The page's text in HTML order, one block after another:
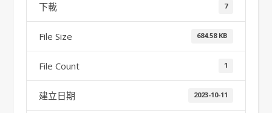
下載 7
File Size 684.58 KB
File Count 1
建立日期 2023-10-11